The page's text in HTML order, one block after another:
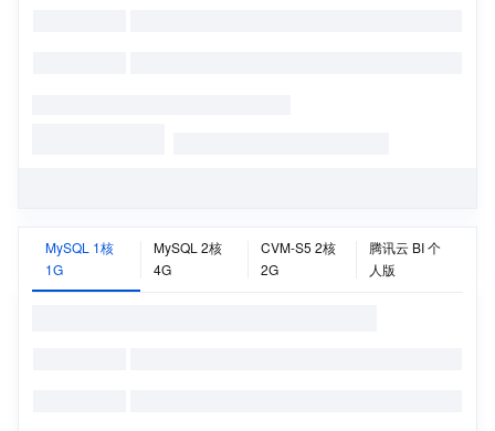
MySQL 1核
1G
MySQL 2核
4G
CVM-S5 2核
2G
腾讯云 BI 个
人版